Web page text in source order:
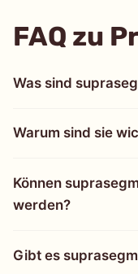
FAQ zu
Was sind
Warum sind sie
Können
werden?
Gibt es